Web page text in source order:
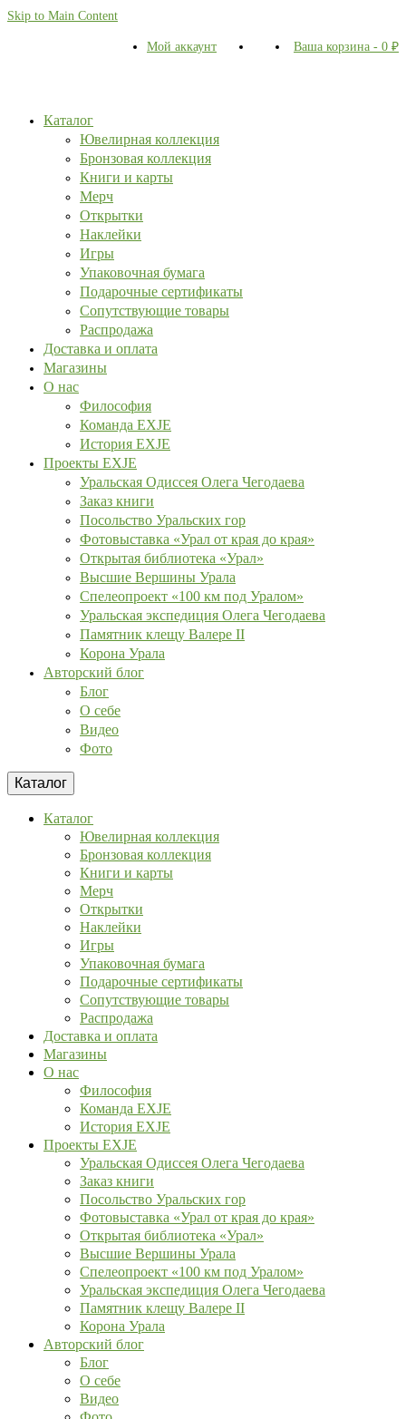
Skip to Main Content
Мой аккаунт Ваша корзина - 0 ₽
Каталог
Ювелирная коллекция
Бронзовая коллекция
Книги и карты
Мерч
Открытки
Наклейки
Игры
Упаковочная бумага
Подарочные сертификаты
Сопутствующие товары
Распродажа
Доставка и оплата
Магазины
О нас
Философия
Команда EXJE
История EXJE
Проекты EXJE
Уральская Одиссея Олега Чегодаева
Заказ книги
Посольство Уральских гор
Фотовыставка «Урал от края до края»
Открытая библиотека «Урал»
Высшие Вершины Урала
Спелеопроект «100 км под Уралом»
Уральская экспедиция Олега Чегодаева
Памятник клещу Валере II
Корона Урала
Авторский блог
Блог
О себе
Видео
Фото
Каталог
Каталог
Ювелирная коллекция
Бронзовая коллекция
Книги и карты
Мерч
Открытки
Наклейки
Игры
Упаковочная бумага
Подарочные сертификаты
Сопутствующие товары
Распродажа
Доставка и оплата
Магазины
О нас
Философия
Команда EXJE
История EXJE
Проекты EXJE
Уральская Одиссея Олега Чегодаева
Заказ книги
Посольство Уральских гор
Фотовыставка «Урал от края до края»
Открытая библиотека «Урал»
Высшие Вершины Урала
Спелеопроект «100 км под Уралом»
Уральская экспедиция Олега Чегодаева
Памятник клещу Валере II
Корона Урала
Авторский блог
Блог
О себе
Видео